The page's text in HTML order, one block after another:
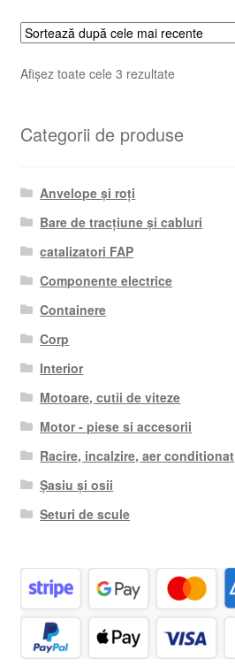
Afișez toate cele 3 rezultateSortat
mai
Categorii de produse
Anvelope și roți
Bare de tracțiune și cabluri
catalizatori FAP
Componente electrice
Containere
Corp
Interior
Motoare, cutii de viteze
Motor - piese si accesorii
Racire, incalzire, aer conditionat
Șasiu și osii
Seturi de scule